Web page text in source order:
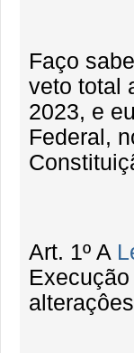
Faço
veto total
2023, e
Federal,
Art. 1º A